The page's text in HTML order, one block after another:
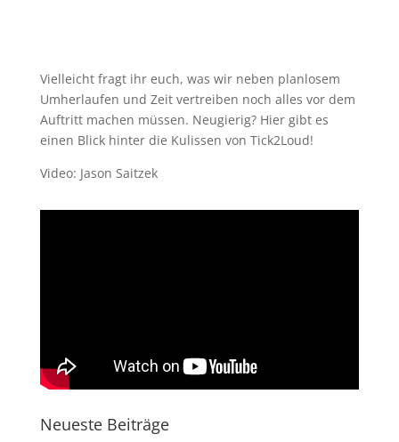
Vielleicht fragt ihr euch, was wir neben planlosem
Umherlaufen und Zeit vertreiben noch alles vor dem
Auftritt machen müssen. Neugierig? Hier gibt es
einen Blick hinter die Kulissen von Tick2Loud!
Video: Jason Saitzek
Neueste Beiträge